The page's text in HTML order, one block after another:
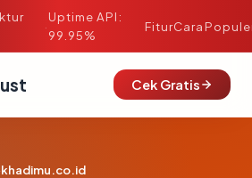
·
Uptime API:
99.95%
FiturCara
Cek Gratis
khadimu.co.id